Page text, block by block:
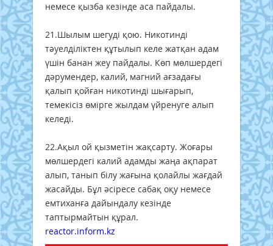
немесе қызба кезінде аса пайдалы.
21.Шылым шегуді қою. Никотинді
тәуелділіктен құтылып келе жатқан адам
үшін банан жеу пайдалы. Көп мөлшердегі
дәрумендер, калий, магний ағзадағы
қалып қойған никотинді шығарып,
темекісіз өмірге жылдам үйренуге алып
келеді.
22.Ақыл ой қызметін жақсарту. Жоғары
мөлшердегі калий адамды жаңа ақпарат
алып, танып білу жағына қолайлы жағдай
жасайды. Бұл әсіресе сабақ оқу немесе
емтиханға дайындалу кезінде
таптырмайтын құрал.
reactor.inform.kz